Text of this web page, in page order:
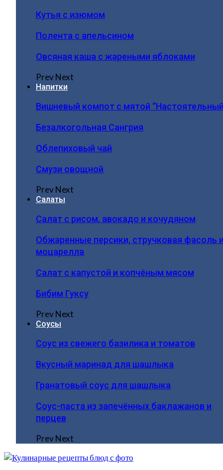
Кутья с изюмом
Полента с апельсином
Овсяная каша с жареными яблоками
PrevNext
Напитки
Вишневый компот с мятой
Безалкогольная Сангрия
Облепиховый чай
Смузи овощной
PrevNext
Салаты
Салат с рисом, авокадо и кочудяном
Обжаренные персики, стручковая фасоль
моцарелла
Салат с капустой и копчёным мясом
Бибим Гуксу
PrevNext
Соусы
Соус из свежего базилика и томатов
Вкусный маринад для шашлыка
Гранатовый соус для шашлыка
Соус-паста из запечённых баклажанов и
перцев
PrevNext